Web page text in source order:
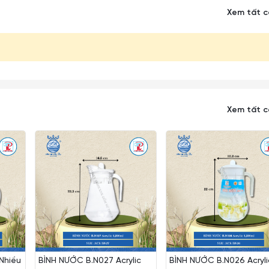
hãng Ocean Thái Lan với thiết kế dày dặn đẹp chắc chắn. Sản
bẩn, côn trùng.
hàng ngày hoặc sử dụng pha đồ uống cho nhóm nhiều người.
và dễ di chuyển bình nước.
vào nhau cũng như va đập vào các đồ vật cứng khác tránh
Xem tất
Xem tất
BÌNH NƯỚC B.N027 Acrylic
BÌNH NƯỚC B.N026